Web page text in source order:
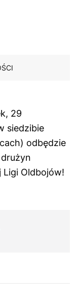
29
siedzibie
odbędzie
Ligi Oldbojów!